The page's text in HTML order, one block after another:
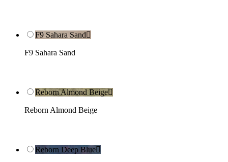
F9 Sahara Sand
F9 Sahara Sand
Reborn Almond Beige
Reborn Almond Beige
Reborn Deep Blue